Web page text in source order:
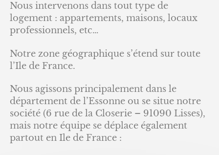
Nous intervenons dans tout type de
logement : appartements, maisons, locaux
professionnels, etc…
Notre zone géographique s’étend sur toute
l’Ile de France.
Nous agissons principalement dans le
département de l’Essonne ou se situe notre
société (6 rue de la Closerie – 91090 Lisses),
mais notre équipe se déplace également
partout en Ile de France :